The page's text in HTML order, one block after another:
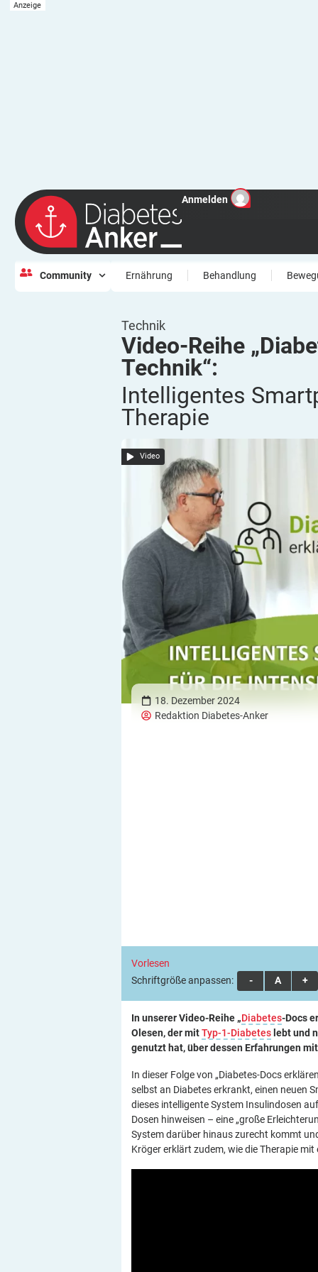
Anmelden
Community Ernährung Behandlung
Technik
Video-Reihe
Technik“:
Intelligentes
Therapie
Video
18. Dezember 2024
Redaktion Diabetes-Anker
Vorlesen
Schriftgröße anpassen:
A A A
In unserer Video-Reihe „Diabetes-Docs
Olesen, der mitTyp-1-Diabetes lebt und
genutzt hat, über dessen Erfahrungen
In dieser Folge von „Diabetes-Docs
selbst an Diabetes erkrankt, einen neuen
dieses intelligente System Insulindosen
Dosen hinweisen – eine „große
System darüber hinaus zurecht kommt
Kröger erklärt zudem, wie die Therapie